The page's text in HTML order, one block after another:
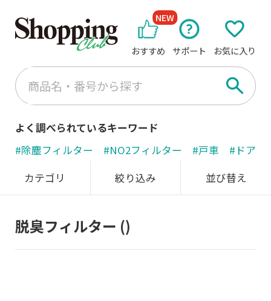
おすすめ
NEW
サポート お気に入り
よく調べられているキーワード
#除塵フィルター
#NO2フィルター #戸車
#ドアノ
カテゴリ
絞り込み 並び替え
脱臭フィルター ()